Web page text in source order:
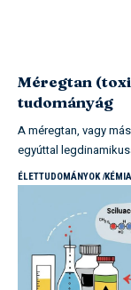
Méregtan
tudományág
A méregtan, vagy
egyúttal
ÉLETTUDOMÁNYOK KÉMIA